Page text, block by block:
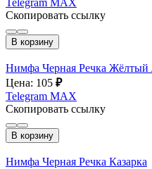
Скопировать ссылку
В корзину
Нимфа Черная Речка Жёлтый
Цена: 105 ₽
Telegram MAX
Скопировать ссылку
В корзину
Нимфа Черная Речка Казарка